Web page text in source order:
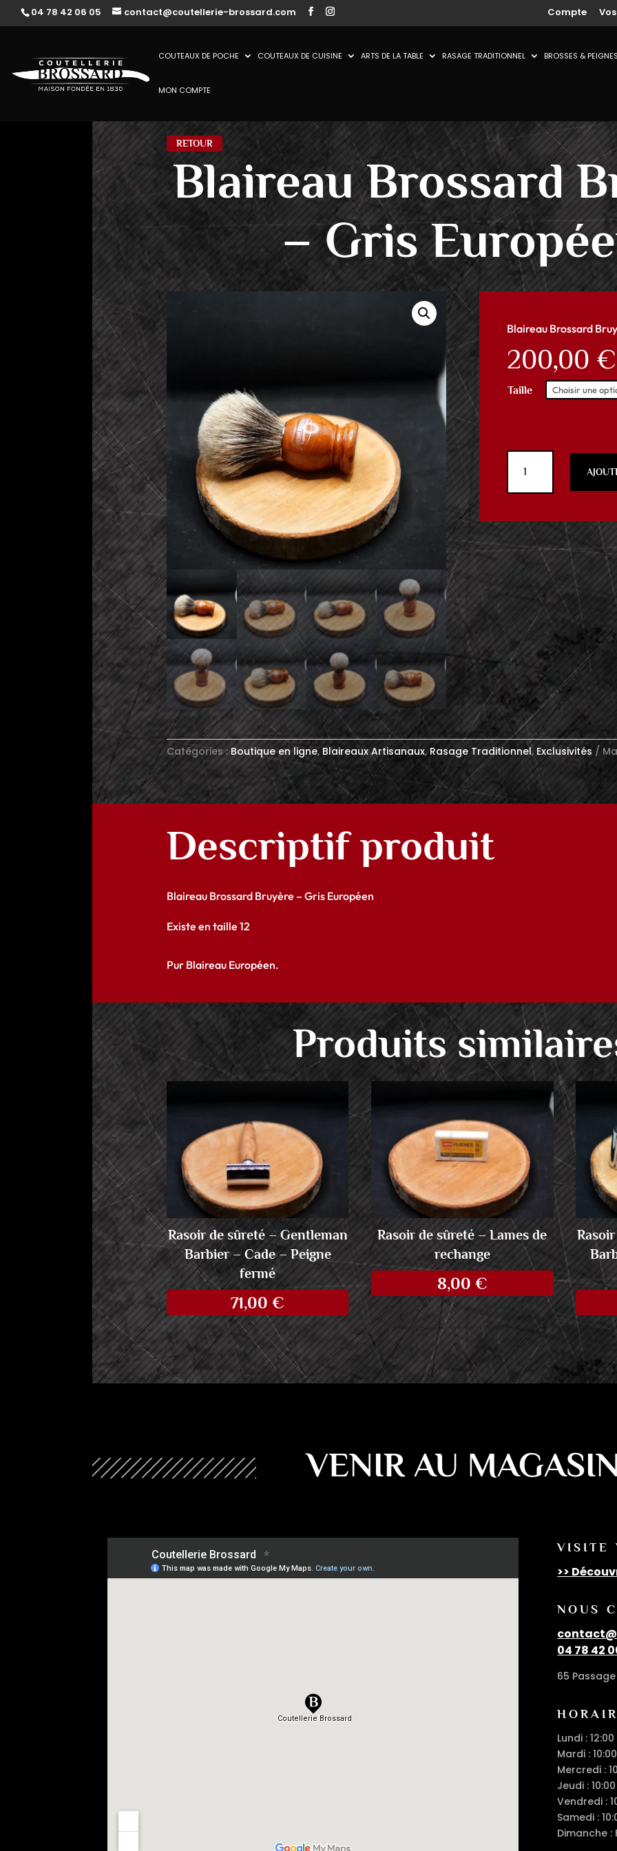
04 78 42 06 05 contact@coutellerie-brossard.com Compte
COUTEAUX DE POCHE COUTEAUX DE CUISINE ARTS DE LA TABLE RASAGE TRADITIONNEL BROSSES &
MON COMPTE
RETOUR
Blaireau Brossard
– Gris
Blaireau Brossard
200,00 €
Taille
Bruyère
Gris
Européen
Catégories :Boutique en ligne, Blaireaux Artisanaux, Rasage Traditionnel, Exclusivités
Descriptif produit
Blaireau Brossard Bruyère – Gris Européen
Existe en taille 12
Pur Blaireau Européen.
Produits
Rasoir de sûreté – Gentleman
Barbier – Cade – Peigne
fermé
71,00€
Rasoir de sûreté – Lames de
rechange
8,00 €
VENIR AU
VISITE
>>
NOUS
04 78 42
65
Lundi :
Mardi :
Mercredi :
Jeudi :
Vendredi :
Samedi :
Dimanche :